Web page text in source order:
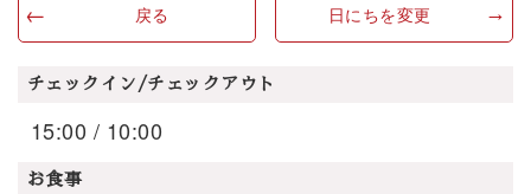
戻る 日にちを変更
チェックイン/チェックアウト
15:00 / 10:00
お食事